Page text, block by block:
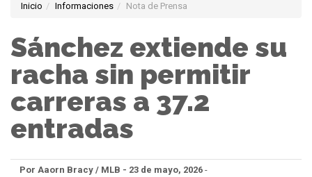
Inicio Informaciones Nota de Prensa
Sánchez extiende su
racha sin permitir
carreras a 37.2
entradas
Por Aaorn Bracy / MLB - 23 de mayo, 2026 -